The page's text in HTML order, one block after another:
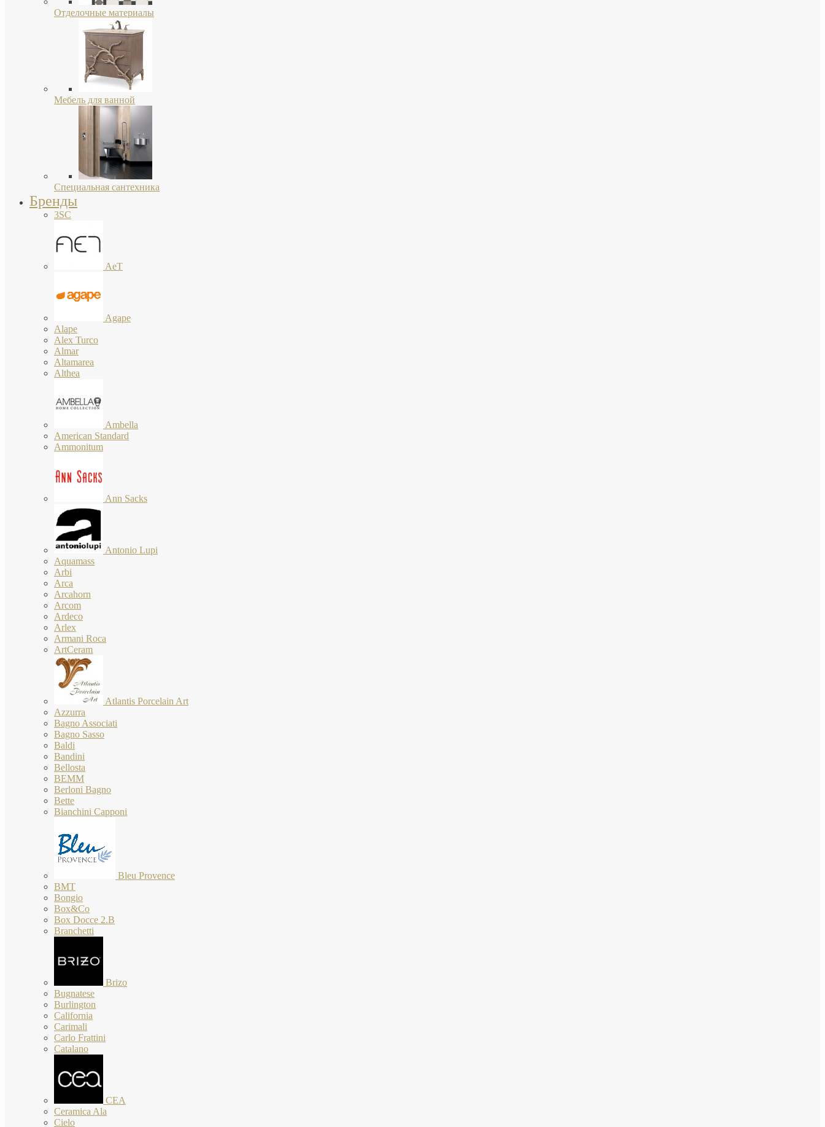
Отделочные материалы
Мебель для ванной
Специальная сантехника
Бренды
3SC
AeT
Agape
Alape
Alex Turco
Almar
Altamarea
Althea
Ambella
American Standard
Ammonitum
Ann Sacks
Antonio Lupi
Aquamass
Arbi
Arca
Arcahorn
Arcom
Ardeco
Arlex
Armani Roca
ArtCeram
Atlantis Porcelain Art
Azzurra
Bagno Associati
Bagno Sasso
Baldi
Bandini
Bellosta
BEMM
Berloni Bagno
Bette
Bianchini Capponi
Bleu Provence
BMT
Bongio
Box&Co
Box Docce 2.B
Branchetti
Brizo
Bugnatese
Burlington
California
Carimali
Carlo Frattini
Catalano
CEA
Ceramica Ala
Cielo